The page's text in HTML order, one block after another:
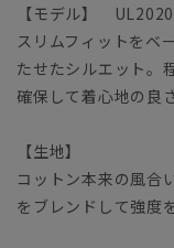
【モデル】 UL2020
スリムフィットをベ
たせたシルエット。
確保して着心地の良
【生地】
コットン本来の風合
をブレンドして強度